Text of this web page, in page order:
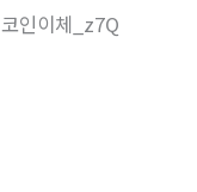
인이체_z7Q